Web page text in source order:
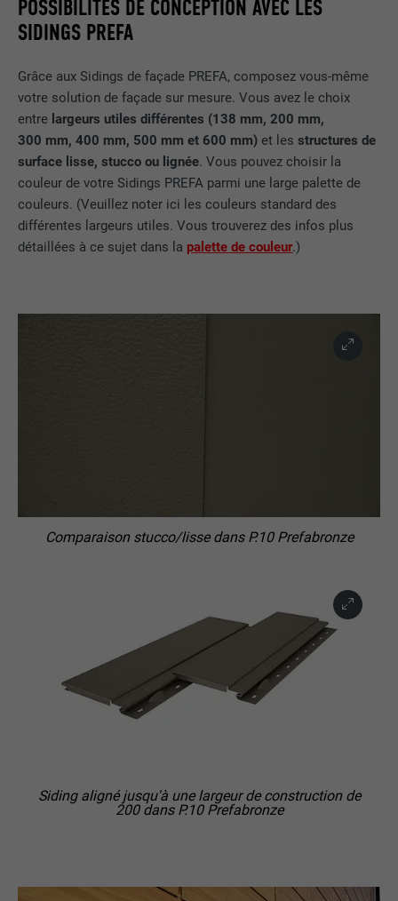
POSSIBILITÉS DE CONCEPTION AVEC LES
SIDINGS PREFA
Grâce aux Sidings de façade PREFA, composez vous-même
votre solution de façade sur mesure. Vous avez le choix
entre largeurs utiles différentes (138 mm, 200 mm,
300 mm, 400 mm, 500 mm et 600 mm) et lesstructures de
surface lisse, stucco ou lignée. Vous pouvez choisir la
couleur de votre Sidings PREFA parmi une large palette de
couleurs. (Veuillez noter ici les couleurs standard des
différentes largeurs utiles. Vous trouverez des infos plus
détaillées à ce sujet dans la palette de couleur.)
Comparaison stucco/lisse dans P.10 Prefabronze
Siding aligné jusqu'à une largeur de construction de
200 dans P.10 Prefabronze